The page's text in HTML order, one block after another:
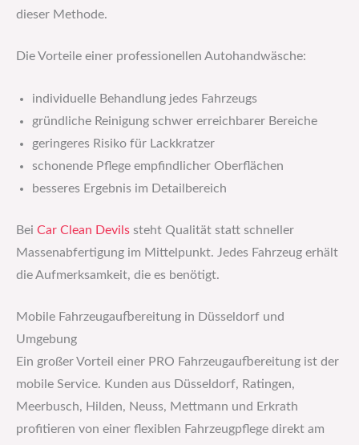
dieser Methode.
Die Vorteile einer professionellen Autohandwäsche:
individuelle Behandlung jedes Fahrzeugs
gründliche Reinigung schwer erreichbarer Bereiche
geringeres Risiko für Lackkratzer
schonende Pflege empfindlicher Oberflächen
besseres Ergebnis im Detailbereich
Bei Car Clean Devils steht Qualität statt schneller
Massenabfertigung im Mittelpunkt. Jedes Fahrzeug erhält
die Aufmerksamkeit, die es benötigt.
Mobile Fahrzeugaufbereitung in Düsseldorf und
Umgebung
Ein großer Vorteil einer PRO Fahrzeugaufbereitung ist der
mobile Service. Kunden aus Düsseldorf, Ratingen,
Meerbusch, Hilden, Neuss, Mettmann und Erkrath
profitieren von einer flexiblen Fahrzeugpflege direkt am